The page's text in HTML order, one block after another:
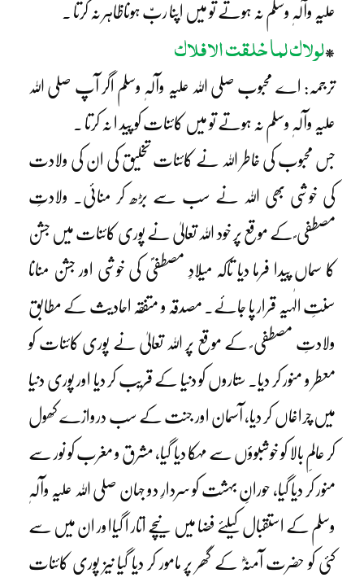
علیہ وآلہٖ وسلم نہ ہوتے تو میں اپنا ربّ ہوناظاہر نہ کرتا ۔
*لولاک لما خلقت الافلاک
ترجمہ: اے محبوب صلی اللہ علیہ وآلہٖ وسلم اگر آپ صلی اللہ
علیہ وآلہٖ وسلم نہ ہوتے تو میں کائنات کو پید ا نہ کرتا ۔
جس محبوب کی خاطر اللہ نے کائنات تخلیق کی ان کی ولادت
کی خوشی بھی اللہ نے سب سے بڑھ کر منائی۔ ولادتِ
مصطفی ؐ کے موقع پر خود اللہ تعالیٰ نے پوری کائنات میں جشن
کا سماں پیدا فرما دیا تاکہ میلادِ مصطفیؐ کی خوشی اور جشن منانا
سنتِ الٰہیہ قرار پا جائے۔ مصدقہ و متفقہ احادیث کے مطابق
ولادتِ مصطفی ؐ کے موقع پر اللہ تعالیٰ نے پوری کائنات کو
معطر و منور کر دیا۔ ستاروں کو دنیا کے قریب کر دیا اور پوری دنیا
میں چراغاں کر دیا، آسمان اور جنت کے سب دروازے کھول
کر عالمِ بالا کو خوشبوؤں سے مہکا دیا گیا، مشرق و مغرب کو نور سے
منور کر دیا گیا، حورانِ بہشت کو سردارِ دو جہان صلی اللہ علیہ وآلہٖ
وسلم کے استقبال کیلئے فضا میں نیچے اتار ا گیااور ان میں سے
کئی کو حضرت آمنہؓ کے گھر پر مامور کر دیا گیا نیز پوری کائنات